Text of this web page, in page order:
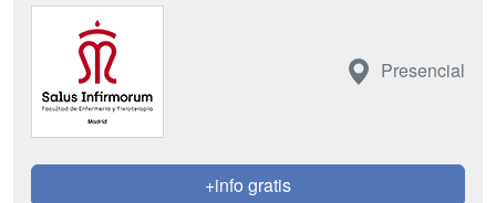
Presencial
+info gratis